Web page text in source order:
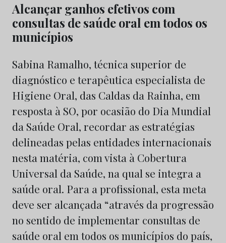
Alcançar ganhos efetivos com
consultas de saúde oral em todos os
municípios
Sabina Ramalho, técnica superior de
diagnóstico e terapêutica especialista de
Higiene Oral, das Caldas da Rainha, em
resposta à SO, por ocasião do Dia Mundial
da Saúde Oral, recordar as estratégias
delineadas pelas entidades internacionais
nesta matéria, com vista à Cobertura
Universal da Saúde, na qual se integra a
saúde oral. Para a profissional, esta meta
deve ser alcançada “através da progressão
no sentido de implementar consultas de
saúde oral em todos os municípios do país,